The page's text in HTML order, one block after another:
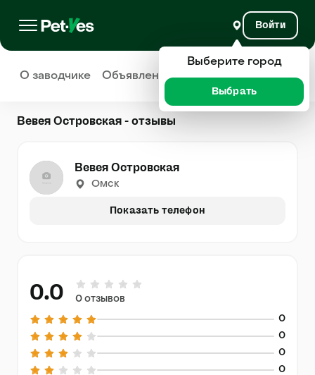
Войти
О заводчике Объявления Отзывы
Вевея Островская - отзывы
Вевея Островская
Омск
Показать телефон
0.0 0 отзывов
0
0
0
0
Выберите город
Выбрать